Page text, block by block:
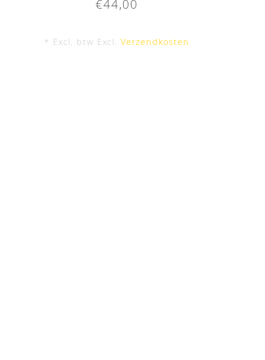
€44,00
* Excl. btw Excl. Verzendkosten